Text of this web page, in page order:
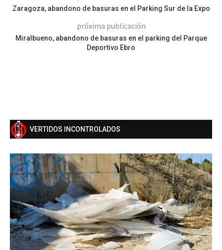
Zaragoza, abandono de basuras en el Parking Sur de la Expo
próxima publicación
Miralbueno, abandono de basuras en el parking del Parque
Deportivo Ebro
VERTIDOS INCONTROLADOS